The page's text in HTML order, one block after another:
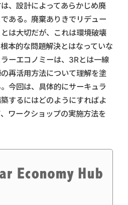
、設計によってあらかじめ廃
ある。廃棄ありきでリデュー
は大切だが、これは環境破壊
本的な問題解決とはなっていな
ーエコノミーは、3Rとは一線
再活用方法について理解を塗
今回は、具体的にサーキュラ
するにはどのようにすればよ
ワークショップの実施方法を